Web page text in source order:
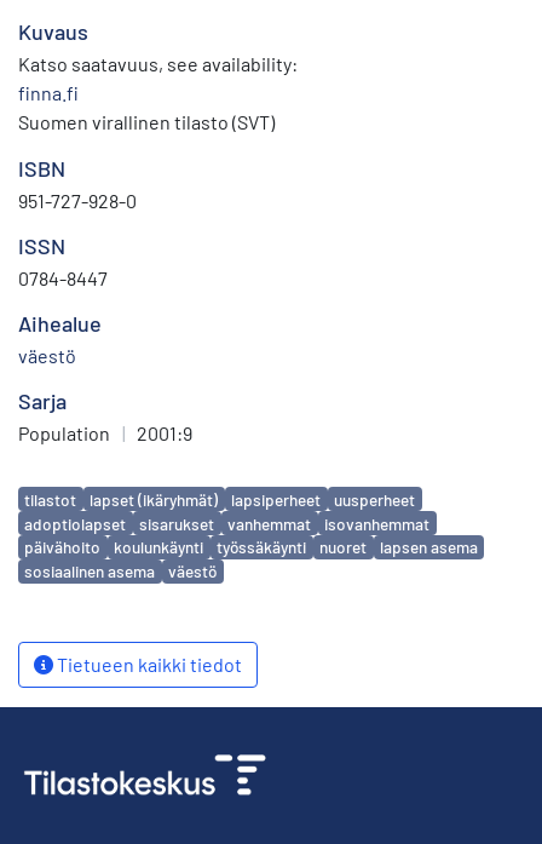
Kuvaus
Katso saatavuus, see availability:
finna.fi
Suomen virallinen tilasto (SVT)
ISBN
951-727-928-0
ISSN
0784-8447
Aihealue
väestö
Sarja
Population | 2001:9
Avainsanat
tilastot lapset (ikäryhmät) lapsiperheet
uusperheet
adoptiolapset
sisarukset vanhemmat
isovanhemmat
päivähoito
koulunkäynti työssäkäynti nuoret
lapsen asema
sosiaalinen asema
väestö
Tietueen kaikki tiedot